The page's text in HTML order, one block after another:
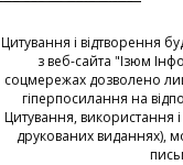
Цитування і відтворення
з веб-сайта "Ізюм
соцмережах дозволено
гіперпосилання на
Цитування, використання
друкованих виданнях),